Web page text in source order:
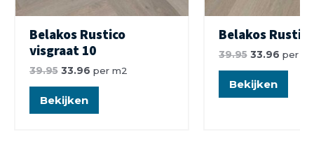
Belakos Rustico
visgraat 10
39.95 33.96 per m2
Bekijken
Belakos
39.95 33.96 per
Bekijken